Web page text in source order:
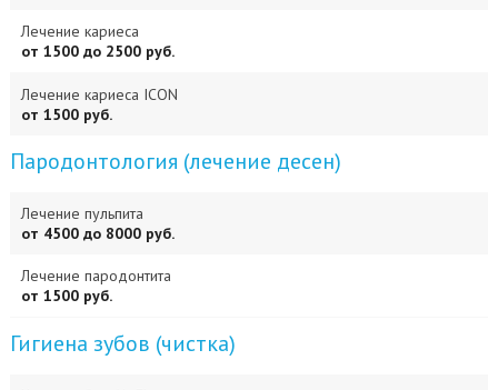
Лечение кариеса
от 1500 до 2500 руб.
Лечение кариеса ICON
от 1500 руб.
Пародонтология (лечение десен)
Лечение пульпита
от 4500 до 8000 руб.
Лечение пародонтита
от 1500 руб.
Гигиена зубов (чистка)